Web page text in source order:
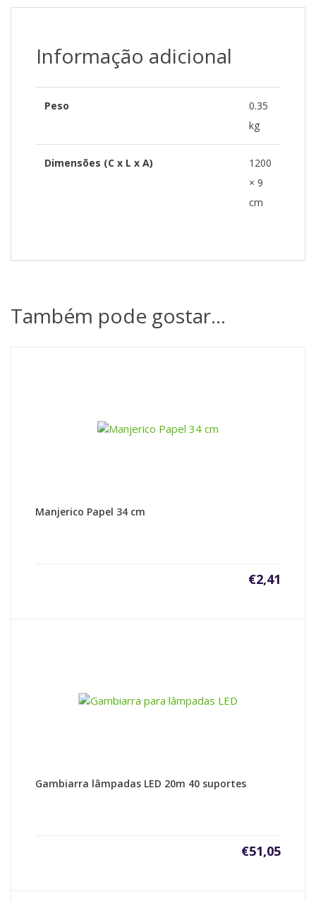
Informação adicional
Peso
0.35
kg
Dimensões (C x L x A)
1200
× 9
cm
Também pode gostar…
Manjerico Papel 34 cm
€2,41
Gambiarra lâmpadas LED 20m 40 suportes
€51,05